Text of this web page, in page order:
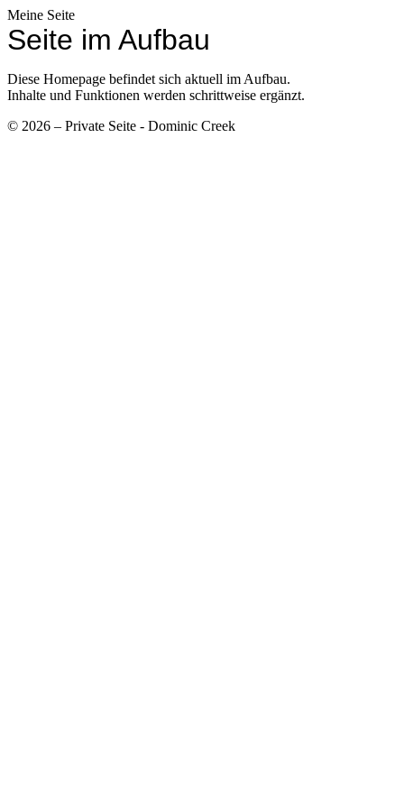
Meine Seite
Seite im Aufbau
Diese Homepage befindet sich aktuell im Aufbau.
Inhalte und Funktionen werden schrittweise ergänzt.
© 2026 – Private Seite - Dominic Creek